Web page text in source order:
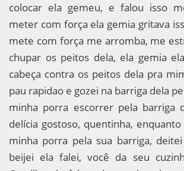
colocar ela gemeu, e falou isso
meter com força ela gemia gritava
mete com força me arromba, me
chupar os peitos dela, ela gemia
cabeça contra os peitos dela pra
pau rapidao e gozei na barriga dela
minha porra escorrer pela barriga
delícia gostoso, quentinha,
minha porra pela sua barriga,
beijei ela falei, você da seu